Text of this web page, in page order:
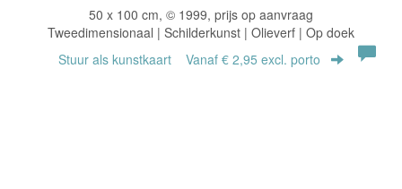
50 x 100 cm, © 1999, prijs op aanvraag
Tweedimensionaal | Schilderkunst | Olieverf | Op doek
Stuur als kunstkaart Vanaf € 2,95 excl. porto